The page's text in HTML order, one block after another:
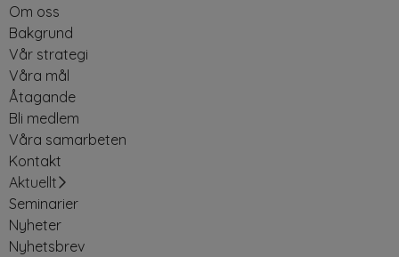
Om oss
Bakgrund
Vår strategi
Våra mål
Åtagande
Bli medlem
Våra samarbeten
Kontakt
Aktuellt
Seminarier
Nyheter
Nyhetsbrev